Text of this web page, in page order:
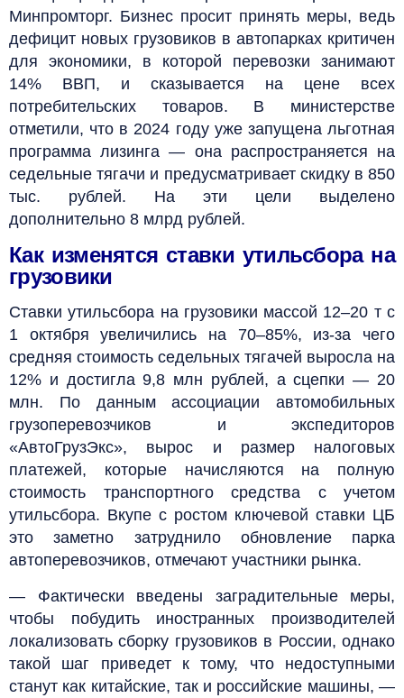
Минпромторг. Бизнес просит принять меры, ведь
дефицит новых грузовиков в автопарках критичен
для экономики, в которой перевозки занимают
14% ВВП, и сказывается на цене всех
потребительских товаров. В министерстве
отметили, что в 2024 году уже запущена льготная
программа лизинга — она распространяется на
седельные тягачи и предусматривает скидку в 850
тыс. рублей. На эти цели выделено
дополнительно 8 млрд рублей.
Как изменятся ставки утильсбора на
грузовики
Ставки утильсбора на грузовики массой 12–20 т с
1 октября увеличились на 70–85%, из-за чего
средняя стоимость седельных тягачей выросла на
12% и достигла 9,8 млн рублей, а сцепки — 20
млн. По данным ассоциации автомобильных
грузоперевозчиков и экспедиторов
«АвтоГрузЭкс», вырос и размер налоговых
платежей, которые начисляются на полную
стоимость транспортного средства с учетом
утильсбора. Вкупе с ростом ключевой ставки ЦБ
это заметно затруднило обновление парка
автоперевозчиков, отмечают участники рынка.
— Фактически введены заградительные меры,
чтобы побудить иностранных производителей
локализовать сборку грузовиков в России, однако
такой шаг приведет к тому, что недоступными
станут как китайские, так и российские машины, —